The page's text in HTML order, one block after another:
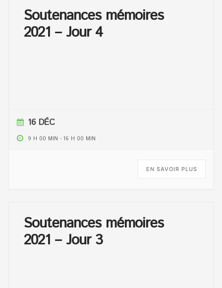
Soutenances mémoires
2021 – Jour 4
16 DÉC
9 H 00 MIN -16 H 00 MIN
EN SAVOIR PLUS
Soutenances mémoires
2021 – Jour 3